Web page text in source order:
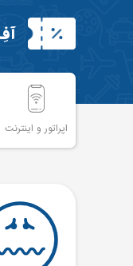
اپراتور و اینترنت